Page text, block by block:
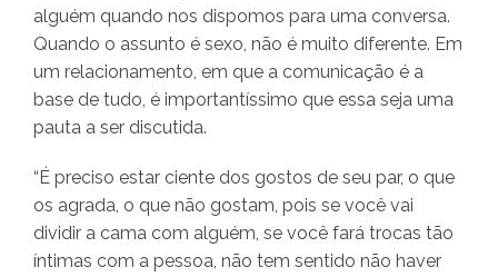
alguém quando nos dispomos para uma conversa.
Quando o assunto é sexo, não é muito diferente. Em
um relacionamento, em que a comunicação é a
base de tudo, é importantíssimo que essa seja uma
pauta a ser discutida.
“É preciso estar ciente dos gostos de seu par, o que
os agrada, o que não gostam, pois se você vai
dividir a cama com alguém, se você fará trocas tão
íntimas com a pessoa, não tem sentido não haver